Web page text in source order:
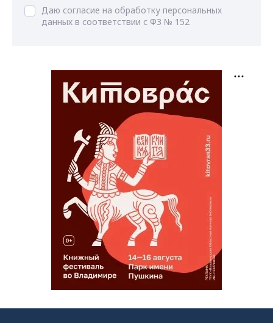
Даю согласие на обработку персональных
данных в соответствии с ФЗ № 152